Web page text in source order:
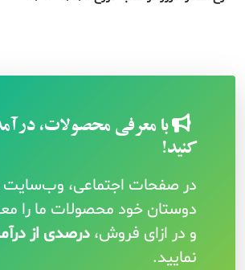
با معرفی محصولات،
کنید!
در صفحات اجتماعی، وب‌سایت
دوستان خود محصولات ما را
و در ازای فروش، درصدی از
نمایید.